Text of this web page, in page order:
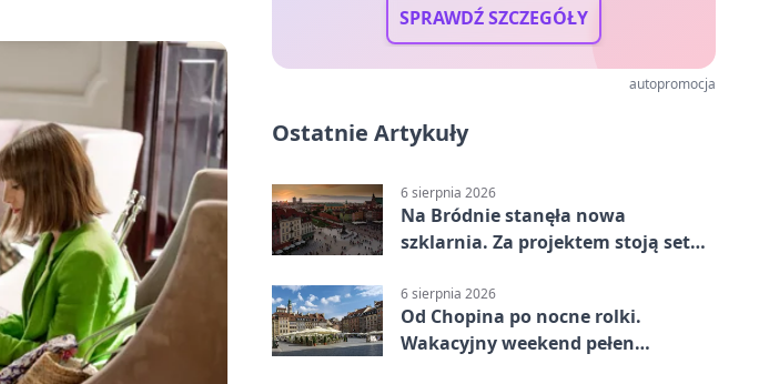
SPRAWDŹ SZCZEGÓŁY
autopromocja
Ostatnie Artykuły
6 sierpnia 2026
Na Bródnie stanęła nowa
szklarnia. Za projektem stoją setki
6 sierpnia 2026
Od Chopina po nocne rolki.
Wakacyjny weekend pełen